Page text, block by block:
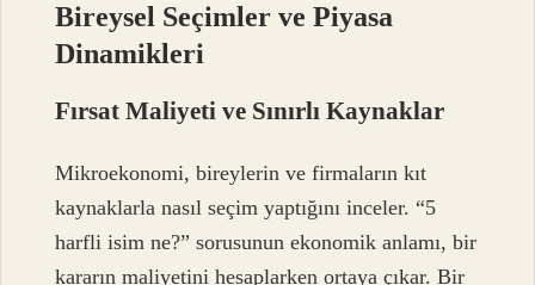
Bireysel Seçimler ve Piyasa
Dinamikleri
Fırsat Maliyeti ve Sınırlı Kaynaklar
Mikroekonomi, bireylerin ve firmaların kıt
kaynaklarla nasıl seçim yaptığını inceler. “5
harfli isim ne?” sorusunun ekonomik anlamı, bir
kararın maliyetini hesaplarken ortaya çıkar. Bir